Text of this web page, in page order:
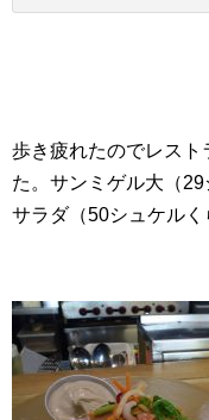
歩き疲れたのでレスト
た。サンミゲル大（
サラダ（50シュケルく